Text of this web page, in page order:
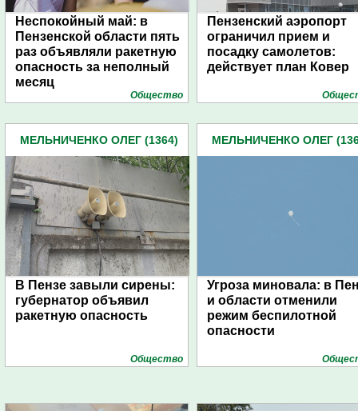
Неспокойный май: в
Пензенской области пять
раз объявляли ракетную
опасность за неполный
месяц
Общество
Пензенский аэропорт
ограничил прием и
посадку самолетов:
действует план Ковер
МЕЛЬНИЧЕНКО ОЛЕГ (1364)
В Пензе завыли сирены:
губернатор объявил
ракетную опасность
Общество
МЕЛЬНИЧЕНКО ОЛЕГ
Угроза миновала: в
и области отменили
режим беспилотной
опасности